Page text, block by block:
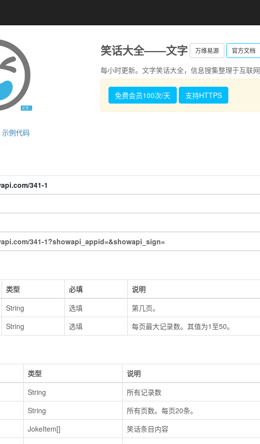
笑话大全——文字 万维易源 官方文档
每小时更新。文字笑话大全，信息搜集整理于互联网
免费会员100次/天 支持HTTPS
示例代码
341-1
341-1?showapi_appid=&showapi_sign=
类型 必填
说明
String 选填
第几页。
String 选填 每页最大记录数。其值为1至50。
类型
说明
String
所有记录数
String
所有页数。每页20条。
JokeItem[]
笑话条目内容